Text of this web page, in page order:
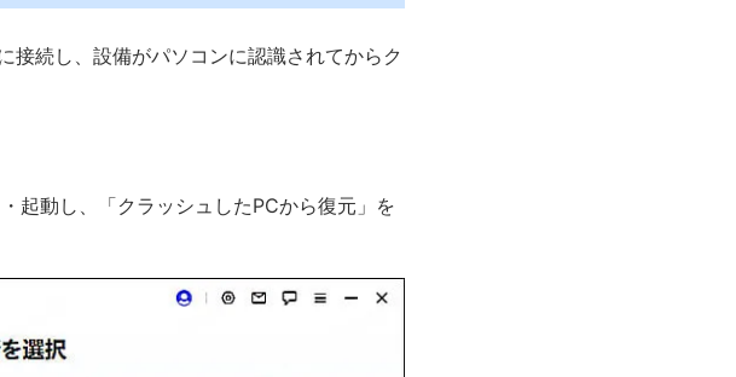
続し、設備がパソコンに認識されてからク
起動し、「クラッシュしたPCから復元」を